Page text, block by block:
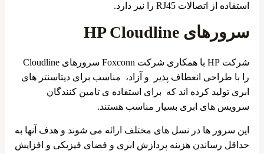
استفاده از اتصالات RJ45 را نیز دارد.
سرورهای HP Cloudline
شرکت HP با همکاری شرکت Foxconn سرورهای Cloudline
را با طراحی انعطاف پذیر و آزاد، مناسب برای دیتاسنتر های
ابری تولید کرده اند که برای استفاده ی تامین کنندگان
سرویس های ابری بسیار مناسب هستند.
این سرور ها در نسل های مختلف ارائه می شوند و هدف آنها به
حداقل رساندن هزینه پردازش ابری و فضای فیزیکی و افزایش